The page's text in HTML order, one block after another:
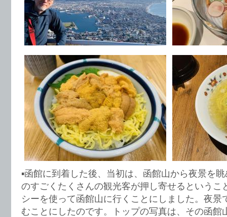
▪️函館に到着した後、当初は、函館山から夜景を
のすごくたくさんの観光客が押し寄せるというこ
シーを使って函館山に行くことにしました。夜景
むことにしたのです。トップの写真は、その函館